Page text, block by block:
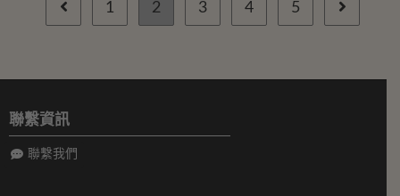
1 2 3 4 5
聯繫資訊
聯繫我們